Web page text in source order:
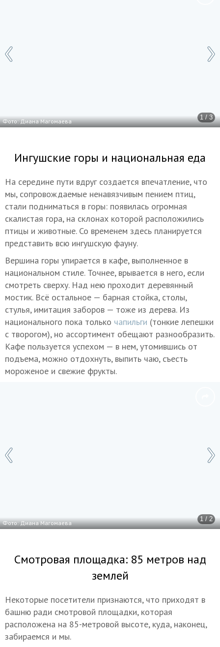
1 / 3
Фото: Диана Магомаева
Ингушские горы и национальная еда
На середине пути вдруг создается впечатление, что
мы, сопровождаемые ненавязчивым пением птиц,
стали подниматься в горы: появилась огромная
скалистая гора, на склонах которой расположились
птицы и животные. Со временем здесь планируется
представить всю ингушскую фауну.
Вершина горы упирается в кафе, выполненное в
национальном стиле. Точнее, врывается в него, если
смотреть сверху. Над нею проходит деревянный
мостик. Всё остальное — барная стойка, столы,
стулья, имитация заборов — тоже из дерева. Из
национального пока только чапильги (тонкие лепешки
с творогом), но ассортимент обещают разнообразить.
Кафе пользуется успехом — в нем, утомившись от
подъема, можно отдохнуть, выпить чаю, съесть
мороженое и свежие фрукты.
1 / 2
Фото: Диана Магомаева
Смотровая площадка: 85 метров над
землей
Некоторые посетители признаются, что приходят в
башню ради смотровой площадки, которая
расположена на 85-метровой высоте, куда, наконец,
забираемся и мы.